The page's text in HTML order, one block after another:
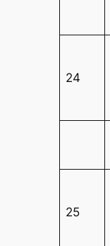
24
25